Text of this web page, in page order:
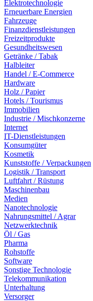
Elektrotechnologie
Erneuerbare Energien
Fahrzeuge
Finanzdienstleistungen
Freizeitprodukte
Gesundheitswesen
Getränke / Tabak
Halbleiter
Handel / E-Commerce
Hardware
Holz / Papier
Hotels / Tourismus
Immobilien
Industrie / Mischkonzerne
Internet
IT-Dienstleistungen
Konsumgüter
Kosmetik
Kunststoffe / Verpackungen
Logistik / Transport
Luftfahrt / Rüstung
Maschinenbau
Medien
Nanotechnologie
Nahrungsmittel / Agrar
Netzwerktechnik
Öl / Gas
Pharma
Rohstoffe
Software
Sonstige Technologie
Telekommunikation
Unterhaltung
Versorger